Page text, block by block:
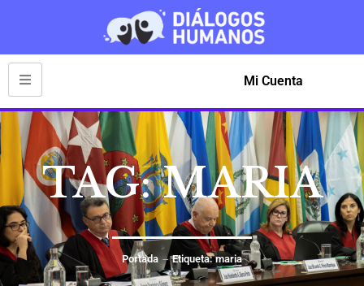
Mi Cuenta
TAG: MARIA
Portada Etiqueta: maria